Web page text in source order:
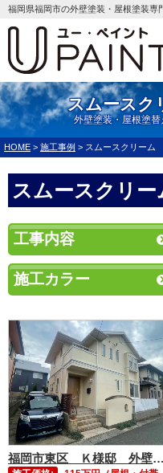
福岡県福岡市の外壁塗装・屋根塗装専
スムースク
外壁塗装・屋根塗
HOME > 施工事例 > スムースクリーム
スムースクリー
工事内容
施工カラー
福岡市東区 Ｋ様邸 外壁塗装工事